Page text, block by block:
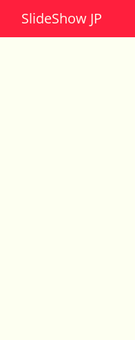
SlideShow JP